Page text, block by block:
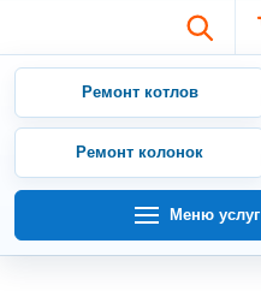
Ремонт котлов
Ремонт колонок
Меню услуг